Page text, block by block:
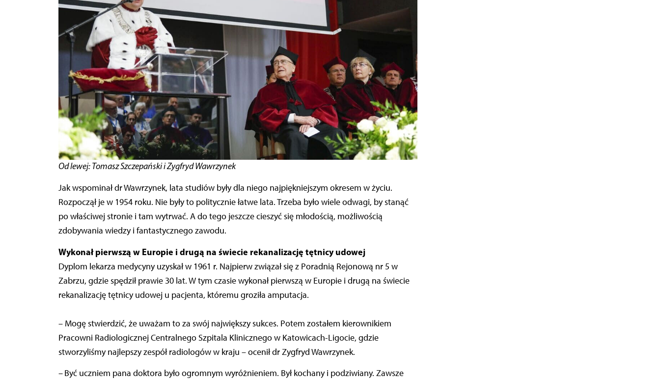
Od lewej: Tomasz Szczepański i Zygfryd Wawrzynek
Jak wspominał dr Wawrzynek, lata studiów były dla niego najpiękniejszym okresem w życiu.
Rozpoczął je w 1954 roku. Nie były to politycznie łatwe lata. Trzeba było wiele odwagi, by stanąć
po właściwej stronie i tam wytrwać. A do tego jeszcze cieszyć się młodością, możliwością
zdobywania wiedzy i fantastycznego zawodu.
Wykonał pierwszą w Europie i drugą na świecie rekanalizację tętnicy udowej
Dyplom lekarza medycyny uzyskał w 1961 r. Najpierw związał się z Poradnią Rejonową nr 5 w
Zabrzu, gdzie spędził prawie 30 lat. W tym czasie wykonał pierwszą w Europie i drugą na świecie
rekanalizację tętnicy udowej u pacjenta, któremu groziła amputacja.
– Mogę stwierdzić, że uważam to za swój największy sukces. Potem zostałem kierownikiem
Pracowni Radiologicznej Centralnego Szpitala Klinicznego w Katowicach-Ligocie, gdzie
stworzyliśmy najlepszy zespół radiologów w kraju – ocenił dr Zygfryd Wawrzynek.
–Być uczniem pana doktora było ogromnym wyróżnieniem. Był kochany i podziwiany. Zawsze